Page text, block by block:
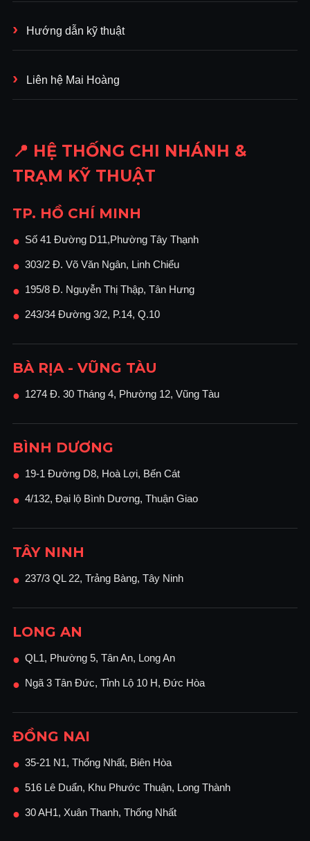
Hướng dẫn kỹ thuật
Liên hệ Mai Hoàng
📍 HỆ THỐNG CHI NHÁNH &
TRẠM KỸ THUẬT
TP. HỒ CHÍ MINH
● Số 41 Đường D11,Phường Tây Thạnh
● 303/2 Đ. Võ Văn Ngân, Linh Chiểu
● 195/8 Đ. Nguyễn Thị Thập, Tân Hưng
● 243/34 Đường 3/2, P.14, Q.10
BÀ RỊA - VŨNG TÀU
● 1274 Đ. 30 Tháng 4, Phường 12, Vũng Tàu
BÌNH DƯƠNG
● 19-1 Đường D8, Hoà Lợi, Bến Cát
● 4/132, Đại lộ Bình Dương, Thuận Giao
TÂY NINH
● 237/3 QL 22, Trảng Bàng, Tây Ninh
LONG AN
● QL1, Phường 5, Tân An, Long An
● Ngã 3 Tân Đức, Tỉnh Lộ 10 H, Đức Hòa
ĐỒNG NAI
● 35-21 N1, Thống Nhất, Biên Hòa
● 516 Lê Duẩn, Khu Phước Thuận, Long Thành
● 30 AH1, Xuân Thanh, Thống Nhất